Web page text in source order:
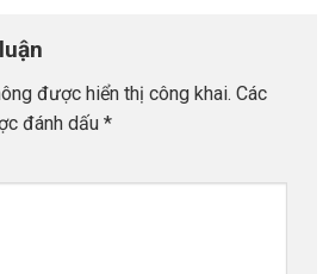
được hiển thị công khai. Các
đánh dấu *